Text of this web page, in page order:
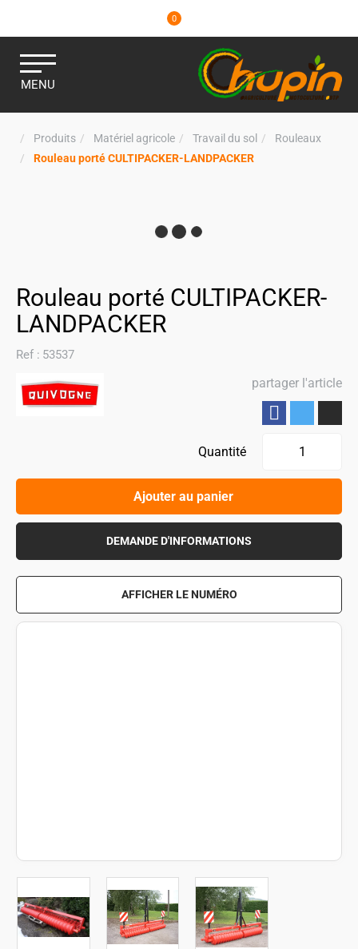
0
MENU
Produits Matériel agricole Travail du sol
Rouleaux
Rouleau porté CULTIPACKER-LANDPACKER
Rouleau porté CULTIPACKER-
LANDPACKER
Ref : 53537
partager l'article
Quantité
Ajouter au panier
DEMANDE D'INFORMATIONS
AFFICHER LE NUMÉRO